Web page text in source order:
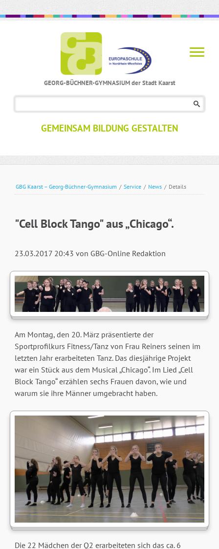
GEORG-BÜCHNER-GYMNASIUM der Stadt Kaarst
GEMEINSAM BILDUNG GESTALTEN
GBG Kaarst – Georg-Büchner-Gymnasium / Service / News / Details
"Cell Block Tango" aus „Chicago“.
23.03.2017 20:43 von GBG-Online Redaktion
Am Montag, den 20. März präsentierte der
Sportprofilkurs Fitness/Tanz von Frau Reiners seinen im
letzten Jahr erarbeiteten Tanz. Das diesjährige Projekt
war ein Stück aus dem Musical „Chicago“. Im Lied „Cell
Block Tango“ erzählen sechs Frauen davon, wie und
warum sie ihre Männer umgebracht haben.
Die 22 Mädchen der Q2 erarbeiteten sich das ca. 6